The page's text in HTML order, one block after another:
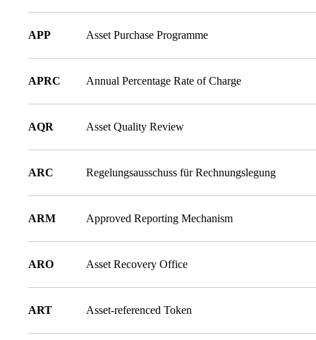
APP Asset Purchase Programme
APRC Annual Percentage Rate of Charge
AQR Asset Quality Review
ARC Regelungsausschuss für Rechnungslegung
ARM Approved Reporting Mechanism
ARO Asset Recovery Office
ART Asset-referenced Token